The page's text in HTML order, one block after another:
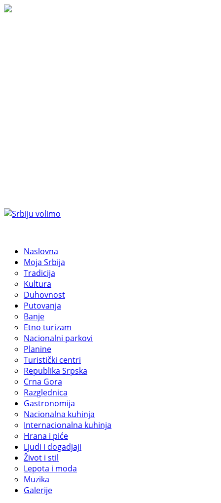
Naslovna
Moja Srbija
Tradicija
Kultura
Duhovnost
Putovanja
Banje
Etno turizam
Nacionalni parkovi
Planine
Turistički centri
Republika Srpska
Crna Gora
Razglednica
Gastronomija
Nacionalna kuhinja
Internacionalna kuhinja
Hrana i piće
Ljudi i dogadjaji
Život i stil
Lepota i moda
Muzika
Galerije